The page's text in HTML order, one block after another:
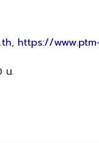
, https://
น.